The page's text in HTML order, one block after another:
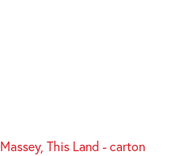
This Land - carton